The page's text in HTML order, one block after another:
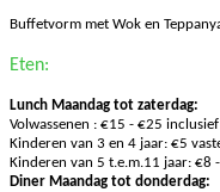
Buffetvorm met Wok en
Eten:
Lunch Maandag tot zaterdag:
Volwassenen : €15 - €25
Kinderen van 3 en 4 jaar: €5
Kinderen van 5 t.e.m.11 jaar: €8
Diner Maandag tot donderdag: